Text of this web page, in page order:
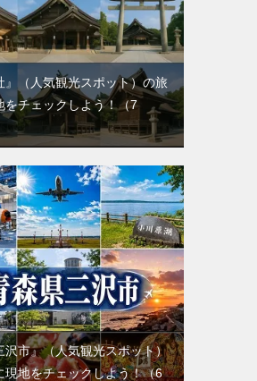
』（人気観光スポット）の旅
をチェックしよう！（7
沢市』（人気観光スポット）
現地をチェックしよう！（6